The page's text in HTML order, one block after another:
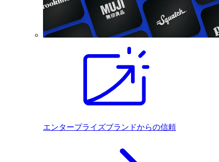
エンタープライズブランドからの信頼